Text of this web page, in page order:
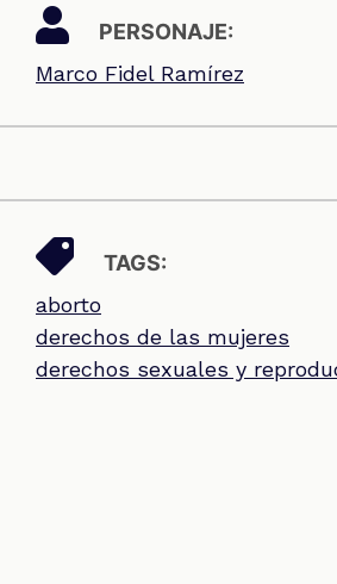
PERSONAJE:
Marco Fidel Ramírez
TAGS:
aborto
derechos de las mujeres
derechos sexuales y